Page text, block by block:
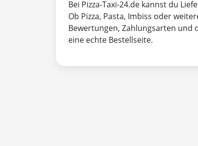
Bei Pizza-Taxi-24.de kannst du
Ob Pizza, Pasta, Imbiss oder
Bewertungen, Zahlungsarten und
eine echte Bestellseite.